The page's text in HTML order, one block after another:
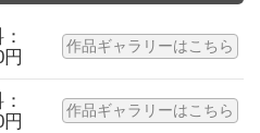
作品ギャラリーはこちら
作品ギャラリーはこちら